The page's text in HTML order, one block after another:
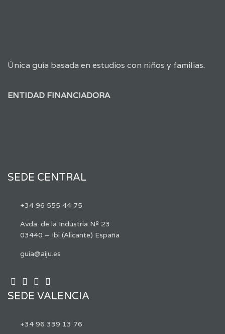
Única guía basada en estudios con niños y familias.
ENTIDAD FINANCIADORA
SEDE CENTRAL
+34 96 555 44 75
Avda. de la Industria Nº 23
03440 – Ibi (Alicante) España
guia@aiju.es
SEDE VALENCIA
+34 96 339 13 76